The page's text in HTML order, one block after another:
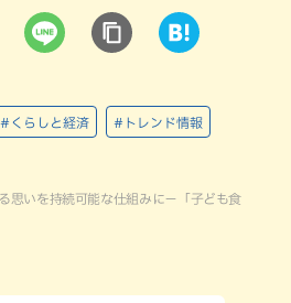
#くらしと経済 #トレンド情報
思いを持続可能な仕組みに−「子ども食